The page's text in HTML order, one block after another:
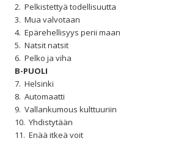
2. Pelkistettyä todellisuutta
3. Mua valvotaan
4. Epärehellisyys perii maan
5. Natsit natsit
6. Pelko ja viha
B-PUOLI
7. Helsinki
8. Automaatti
9. Vallankumous kulttuuriin
10. Yhdistytään
11. Enää itkeä voit